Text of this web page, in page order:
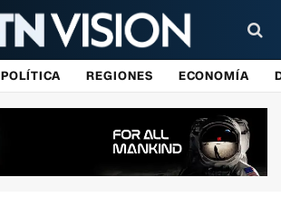
POLÍTICA REGIONES ECONOMÍA